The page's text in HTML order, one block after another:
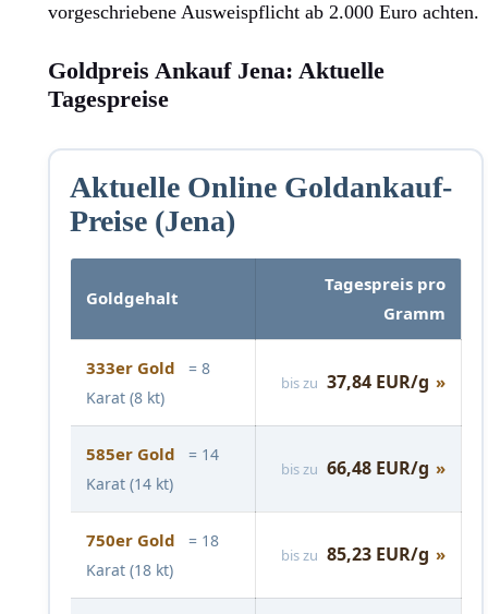
vorgeschriebene Ausweispflicht ab 2.000 Euro achten.
Goldpreis Ankauf Jena: Aktuelle
Tagespreise
Aktuelle Online Goldankauf-
Preise (Jena)
Goldgehalt
Tagespreis pro
Gramm
333er Gold
= 8
Karat (8 kt)
bis zu 37,84 EUR/g »
585er Gold
= 14
Karat (14 kt)
bis zu 66,48 EUR/g »
750er Gold
= 18
Karat (18 kt)
bis zu 85,23 EUR/g »